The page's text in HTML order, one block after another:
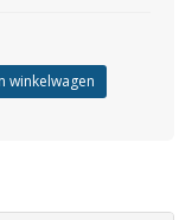
winkelwagen